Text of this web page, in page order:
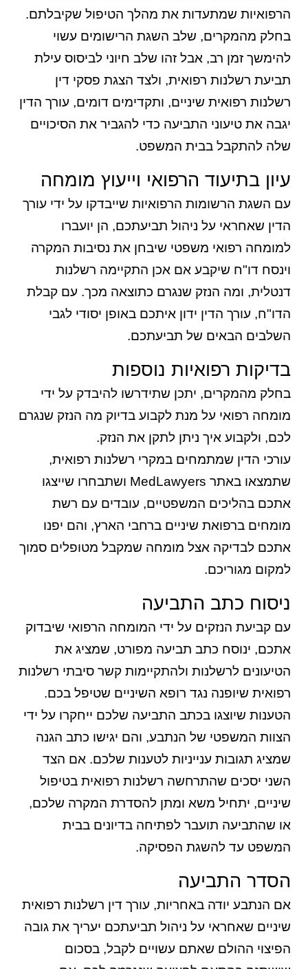
הרפואיות שמתעדות את מהלך הטיפול שקיבלתם.
בחלק מהמקרים, שלב השגת הרישומים עשוי
להימשך זמן רב, אבל זהו שלב חיוני לביסוס עילת
תביעת רשלנות רפואית, ולצד הצגת פסקי דין
רשלנות רפואית שיניים, ותקדימים דומים, עורך הדין
יגבה את טיעוני התביעה כדי להגביר את הסיכויים
שלה להתקבל בבית המשפט.
עיון בתיעוד הרפואי וייעוץ מומחה
עם השגת הרשומות הרפואיות שייבדקו על ידי עורך
הדין שאחראי על ניהול תביעתכם, הן יועברו
למומחה רפואי משפטי שיבחן את נסיבות המקרה
וינסח דו"ח שיקבע אם אכן התקיימה רשלנות
דנטלית, ומה הנזק שנגרם כתוצאה מכך. עם קבלת
הדו"ח, עורך הדין ידון איתכם באופן יסודי לגבי
השלבים הבאים של תביעתכם.
בדיקות רפואיות נוספות
בחלק מהמקרים, יתכן שתידרשו להיבדק על ידי
מומחה רפואי על מנת לקבוע בדיוק מה הנזק שנגרם
לכם, ולקבוע איך ניתן לתקן את הנזק.
עורכי הדין שמתמחים במקרי רשלנות רפואית,
שתמצאו באתר MedLawyers ושתבחרו שייצגו
אתכם בהליכים המשפטיים, עובדים עם רשת
מומחים ברפואת שיניים ברחבי הארץ, והם יפנו
אתכם לבדיקה אצל מומחה שמקבל מטופלים סמוך
למקום מגוריכם.
ניסוח כתב התביעה
עם קביעת הנזקים על ידי המומחה הרפואי שיבדוק
אתכם, ינוסח כתב תביעה מפורט, שמציג את
הטיעונים לרשלנות ולהתקיימות קשר סיבתי רשלנות
רפואית שיופנה נגד רופא השיניים שטיפל בכם.
הטענות שיוצגו בכתב התביעה שלכם ייחקרו על ידי
הצוות המשפטי של הנתבע, והם יגישו כתב הגנה
שמציג תגובות ענייניות לטענות שלכם. אם הצד
השני יסכים שהתרחשה רשלנות רפואית בטיפול
שיניים, יתחיל משא ומתן להסדרת המקרה שלכם,
או שהתביעה תועבר לפתיחה בדיונים בבית
המשפט עד להשגת הפסיקה.
הסדר התביעה
אם הנתבע יודה באחריות, עורך דין רשלנות רפואית
שיניים שאחראי על ניהול תביעתכם יעריך את גובה
הפיצוי ההולם שאתם עשויים לקבל, בסכום